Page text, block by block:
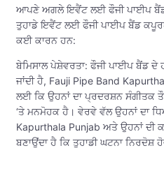
ਆਪਣੇ ਅਗਲੇ ਇਵੈਂਟ ਲਈ ਫੌਜੀ ਪਾਈਪ
ਤੁਹਾਡੇ ਇਵੈਂਟ ਲਈ ਫੌਜੀ ਪਾਈਪ ਬੈਂਡ
ਕਈ ਕਾਰਨ ਹਨ:
ਬੇਮਿਸਾਲ ਪੇਸ਼ੇਵਰਤਾ: ਫੌਜੀ ਪਾਈਪ ਬੈਂਡ ਦੇ
ਜਾਂਦੀ ਹੈ, Fauji Pipe Band
ਲਈ ਕਿ ਉਹਨਾਂ ਦਾ ਪ੍ਰਦਰਸ਼ਨ ਸੰਗੀਤਕ
‘ਤੇ ਮਨਮੋਹਕ ਹੈ। ਵੇਰਵੇ ਵੱਲ ਉਹਨਾਂ ਦਾ
Kapurthala Punjab ਅਤੇ ਉਹਨਾਂ ਦੀ
ਬਣਾਉਂਦਾ ਹੈ ਕਿ ਤੁਹਾਡੀ ਘਟਨਾ ਨਿਰਦੋਸ਼